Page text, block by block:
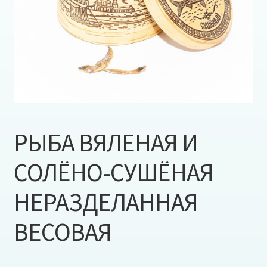
РЫБА ВЯЛЕНАЯ И
СОЛЁНО-СУШЁНАЯ
НЕРАЗДЕЛАННАЯ
ВЕСОВАЯ